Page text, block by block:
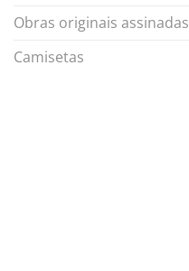
Obras originais assinadas
Camisetas